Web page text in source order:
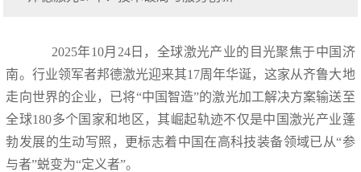
2025年10月24日，全球激光产业的目光聚焦于中国济
南。行业领军者邦德激光迎来其17周年华诞，这家从齐鲁大地
走向世界的企业，已将“中国智造”的激光加工解决方案输送至
全球180多个国家和地区，其崛起轨迹不仅是中国激光产业蓬
勃发展的生动写照，更标志着中国在高科技装备领域已从“参
与者”蜕变为“定义者”。